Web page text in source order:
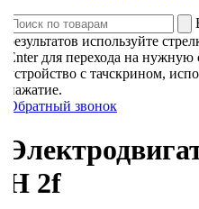
используйте
для перехода на нужную
с тачскрином,
звонок
2f